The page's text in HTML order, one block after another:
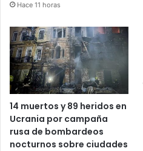
Hace 11 horas
14 muertos y 89 heridos en
Ucrania por campaña
rusa de bombardeos
nocturnos sobre ciudades